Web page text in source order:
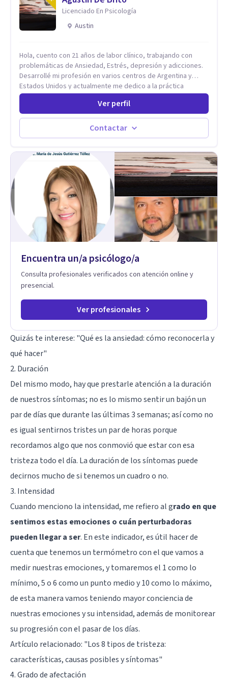
Licenciado En Psicología
Austin
Hola, cuento con 21 años de labor clínico, trabajando con
problemáticas de Ansiedad, Estrés, depresión y adicciones.
Desarrollé mi profesión en varios centros de Argentina y
Estados Unidos y actualmente me dedico a la práctica
privada. Utilizo terapias cognitivas conductuales basadas en
evidencia científica con comprobados resultados. Los
objetivos terapéuticos están centrados en brindar
herramientas concretas para el cambio, que permitan
desarrollar nuevas habilidades y estrategias basadas en la
Ver perfil
Contactar
Encuentra un/a psicólogo/a
Consulta profesionales verificados con atención online y
presencial.
Ver profesionales
Quizás te interese: "Qué es la ansiedad: cómo reconocerla y
qué hacer"
2. Duración
Del mismo modo, hay que prestarle atención a la duración
de nuestros síntomas; no es lo mismo sentir un bajón un
par de días que durante las últimas 3 semanas; así como no
es igual sentirnos tristes un par de horas porque
recordamos algo que nos conmovió que estar con esa
tristeza todo el día. La duración de los síntomas puede
decirnos mucho de si tenemos un cuadro o no.
3. Intensidad
Cuando menciono la intensidad, me refiero al grado en que
sentimos estas emociones o cuán perturbadoras
pueden llegar a ser. En este indicador, es útil hacer de
cuenta que tenemos un termómetro con el que vamos a
medir nuestras emociones, y tomaremos el 1 como lo
mínimo, 5 o 6 como un punto medio y 10 como lo máximo,
de esta manera vamos teniendo mayor conciencia de
nuestras emociones y su intensidad, además de monitorear
su progresión con el pasar de los días.
Artículo relacionado: "Los 8 tipos de tristeza:
características, causas posibles y síntomas"
4. Grado de afectación